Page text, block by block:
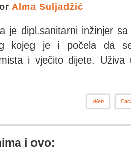
Alma Suljadžić
je dipl.sanitarni inžinjer
kojeg je i počela da
i vječito dijete.
Web
i ovo: